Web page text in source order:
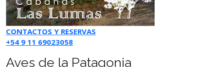
CONTACTOS Y RESERVAS
+54 9 11 69023058
Aves de la Patagonia